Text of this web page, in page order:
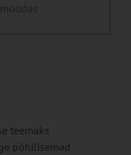
teemaks
põhilisemad